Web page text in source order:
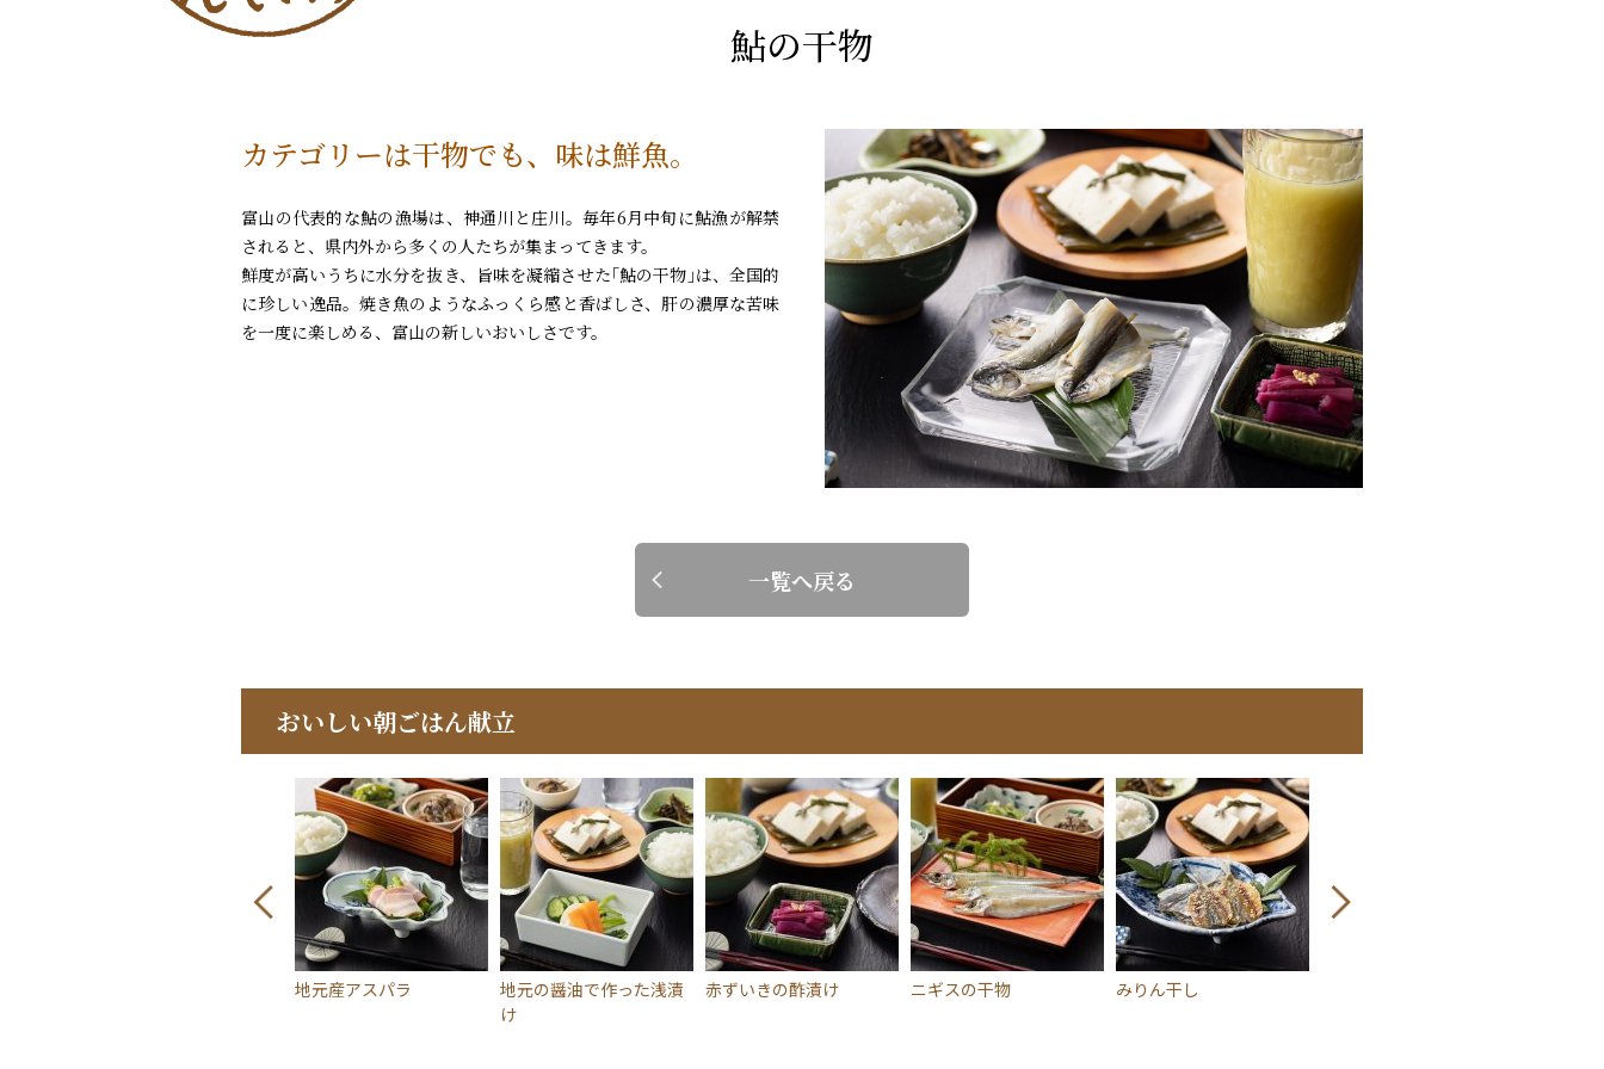
鮎の干物
カテゴリーは干物でも、味は鮮魚。
富山の代表的な鮎の漁場は、神通川と庄川。毎年6月中旬に鮎漁が解禁
されると、県内外から多くの人たちが集まってきます。
鮮度が高いうちに水分を抜き、旨味を凝縮させた｢鮎の干物｣は、全国的
に珍しい逸品。焼き魚のようなふっくら感と香ばしさ、肝の濃厚な苦味
を一度に楽しめる、富山の新しいおいしさです。
一覧へ戻る
おいしい朝ごはん献立
地元産アスパラ
地元の醤油で作った浅漬
赤ずいきの酢漬け ニギスの干物 みりん干し